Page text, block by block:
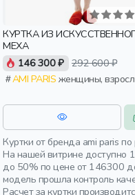
КУРТКА ИЗ
МЕХА
146 300 ₽ 292 600 ₽
AMI PARIS женщины,
Куртки от бренда ami paris
На нашей витрине доступно
до 50% по цене от 146300
модель прошла контроль
Расчет за куртки